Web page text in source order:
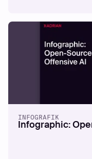
The 2026
Benchmark
INFOGRAFIK
Infographic: